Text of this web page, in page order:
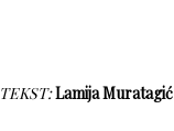
TEKST:Lamija Muratagić